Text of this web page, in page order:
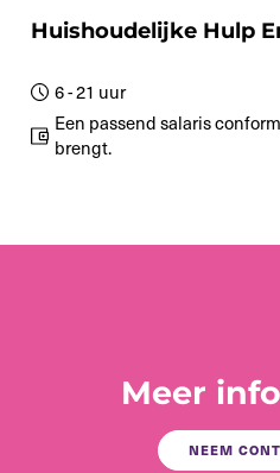
Huishoudelijke Hulp
6 - 21 uur
Een passend salaris
brengt.
Meer
NEEM